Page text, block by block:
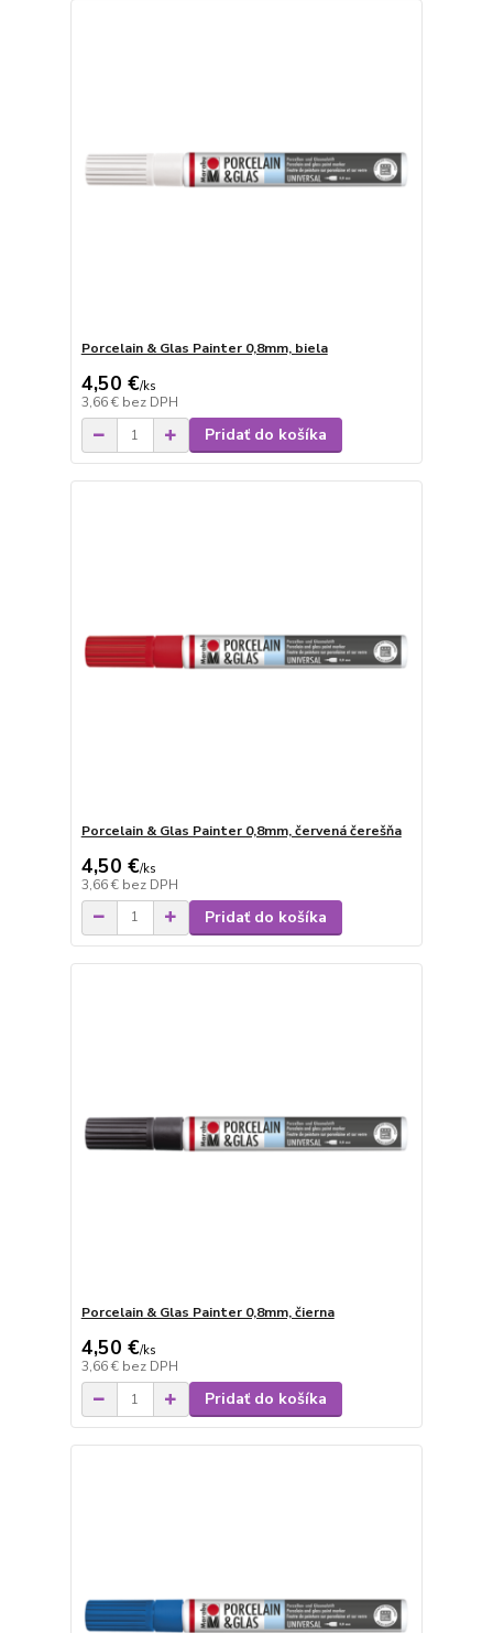
Porcelain & Glas Painter 0,8mm, biela
4,50 €/ks
3,66 € bez DPH
Pridať do košíka
Porcelain & Glas Painter 0,8mm, červená čerešňa
4,50 €/ks
3,66 € bez DPH
Pridať do košíka
Porcelain & Glas Painter 0,8mm, čierna
4,50 €/ks
3,66 € bez DPH
Pridať do košíka